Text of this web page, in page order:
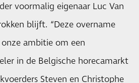
voormalig eigenaar Luc Van
blijft. “Deze overname
ambitie om een
in de Belgische horecamarkt
Steven en Christophe